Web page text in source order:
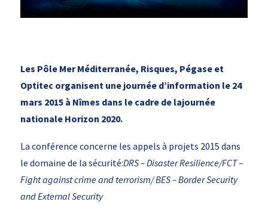
Les Pôle Mer Méditerranée, Risques, Pégase et
Optitec organisent une journée d’information le 24
mars 2015 à Nîmes dans le cadre de lajournée
nationale Horizon 2020.
La conférence concerne les appels à projets 2015 dans
le domaine de la sécurité:DRS – Disaster Resilience/FCT –
Fight against crime and terrorism/ BES – Border Security
and External Security